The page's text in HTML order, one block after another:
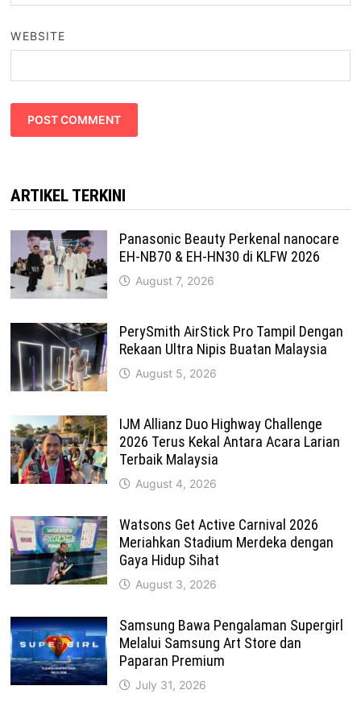
WEBSITE
ARTIKEL TERKINI
Panasonic Beauty Perkenal nanocare
EH-NB70 & EH-HN30 di KLFW 2026
August 7, 2026
PerySmith AirStick Pro Tampil Dengan
Rekaan Ultra Nipis Buatan Malaysia
August 5, 2026
IJM Allianz Duo Highway Challenge
2026 Terus Kekal Antara Acara Larian
Terbaik Malaysia
August 4, 2026
Watsons Get Active Carnival 2026
Meriahkan Stadium Merdeka dengan
Gaya Hidup Sihat
August 3, 2026
Samsung Bawa Pengalaman Supergirl
Melalui Samsung Art Store dan
Paparan Premium
July 31, 2026